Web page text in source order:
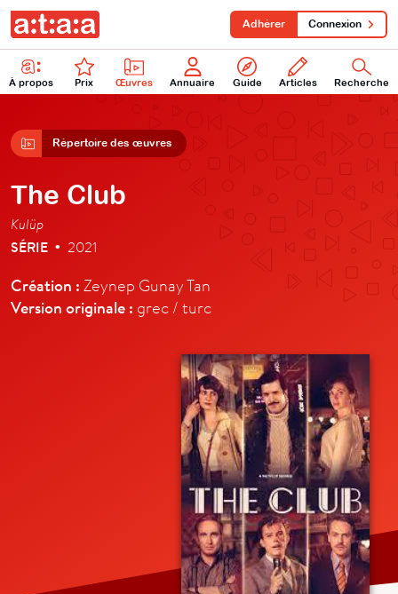
À propos Prix Œuvres Annuaire Guide Articles Recherche
Adhérer Connexion
Répertoire des œuvres
The Club
Kulüp
SÉRIE • 2021
Création : Zeynep Gunay Tan
Version originale : grec / turc